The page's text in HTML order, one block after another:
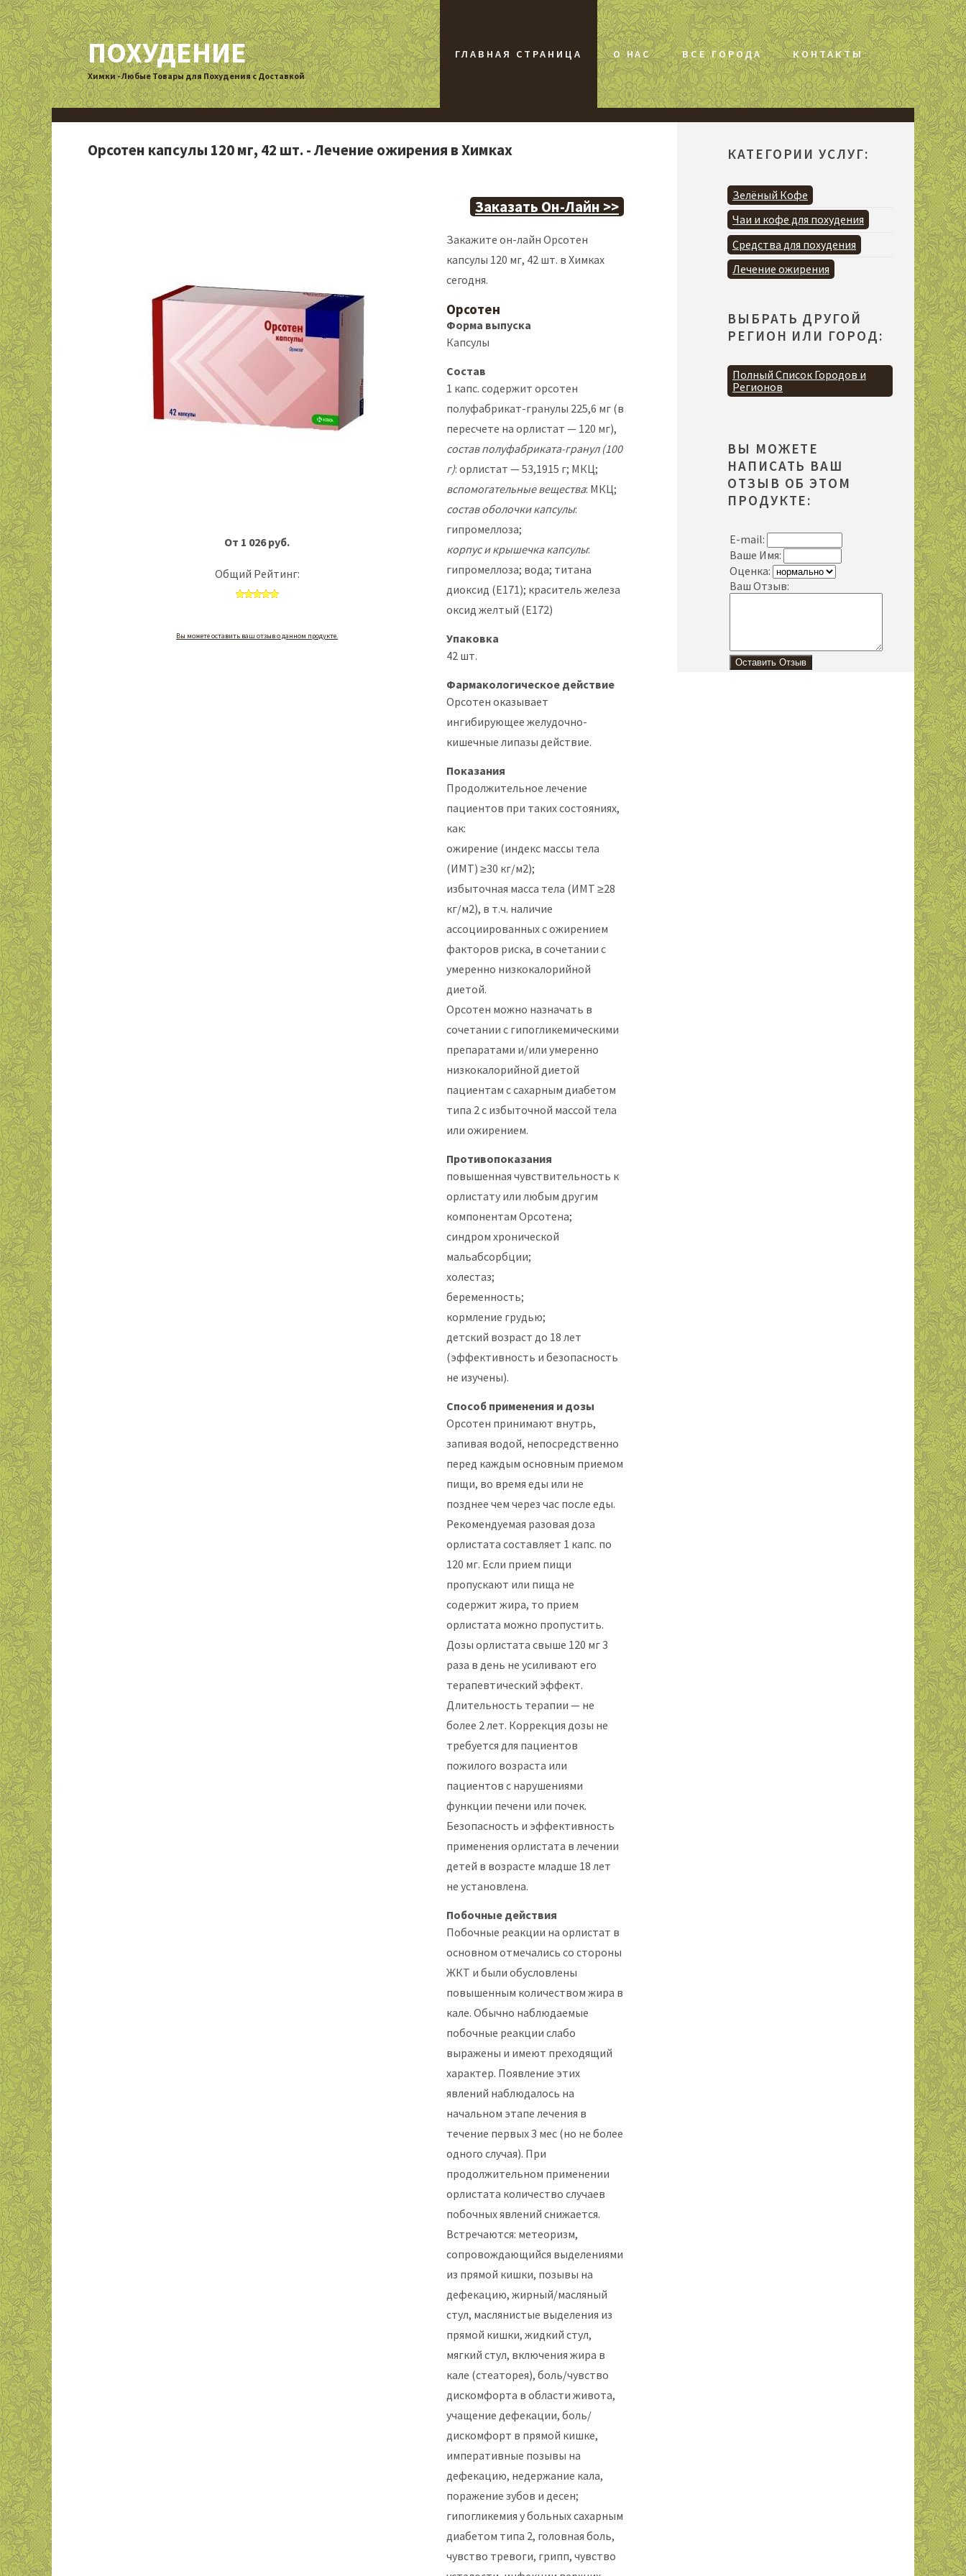
ПОХУДЕНИЕ
Химки - Любые Товары для Похудения с Доставкой
ГЛАВНАЯ СТРАНИЦА О НАС ВСЕ ГОРОДА КОНТАКТЫ
Орсотен капсулы 120 мг, 42 шт. - Лечение ожирения в Химках
От 1 026 руб.
Общий Рейтинг:
Вы можете оставить ваш отзыв о данном продукте.
Заказать Он-Лайн >>
Закажите он-лайн Орсотен
капсулы 120 мг, 42 шт. в Химках
сегодня.
Орсотен
Форма выпуска
Капсулы
Состав
1 капс. содержит орсотен
полуфабрикат-гранулы 225,6 мг (в
пересчете на орлистат — 120 мг),
состав полуфабриката-гранул (100
г): орлистат — 53,1915 г; МКЦ;
вспомогательные вещества: МКЦ;
состав оболочки капсулы:
гипромеллоза;
корпус и крышечка капсулы:
гипромеллоза; вода; титана
диоксид (Е171); краситель железа
оксид желтый (Е172)
Упаковка
42 шт.
Фармакологическое действие
Орсотен оказывает
ингибирующее желудочно-
кишечные липазы действие.
Показания
Продолжительное лечение
пациентов при таких состояниях,
как:
ожирение (индекс массы тела
(ИМТ) ≥30 кг/м2);
избыточная масса тела (ИМТ ≥28
кг/м2), в т.ч. наличие
ассоциированных с ожирением
факторов риска, в сочетании с
умеренно низкокалорийной
диетой.
Орсотен можно назначать в
сочетании с гипогликемическими
препаратами и/или умеренно
низкокалорийной диетой
пациентам с сахарным диабетом
типа 2 с избыточной массой тела
или ожирением.
Противопоказания
повышенная чувствительность к
орлистату или любым другим
компонентам Орсотена;
синдром хронической
мальабсорбции;
холестаз;
беременность;
кормление грудью;
детский возраст до 18 лет
(эффективность и безопасность
не изучены).
Способ применения и дозы
Орсотен принимают внутрь,
запивая водой, непосредственно
перед каждым основным приемом
пищи, во время еды или не
позднее чем через час после еды.
Рекомендуемая разовая доза
орлистата составляет 1 капс. по
120 мг. Если прием пищи
пропускают или пища не
содержит жира, то прием
орлистата можно пропустить.
Дозы орлистата свыше 120 мг 3
раза в день не усиливают его
терапевтический эффект.
Длительность терапии — не
более 2 лет. Коррекция дозы не
требуется для пациентов
пожилого возраста или
пациентов с нарушениями
функции печени или почек.
Безопасность и эффективность
применения орлистата в лечении
детей в возрасте младше 18 лет
не установлена.
Побочные действия
Побочные реакции на орлистат в
основном отмечались со стороны
ЖКТ и были обусловлены
повышенным количеством жира в
кале. Обычно наблюдаемые
побочные реакции слабо
выражены и имеют преходящий
характер. Появление этих
явлений наблюдалось на
начальном этапе лечения в
течение первых 3 мес (но не более
одного случая). При
продолжительном применении
орлистата количество случаев
побочных явлений снижается.
Встречаются: метеоризм,
сопровождающийся выделениями
из прямой кишки, позывы на
дефекацию, жирный/масляный
стул, маслянистые выделения из
прямой кишки, жидкий стул,
мягкий стул, включения жира в
кале (стеаторея), боль/чувство
дискомфорта в области живота,
учащение дефекации, боль/
дискомфорт в прямой кишке,
императивные позывы на
дефекацию, недержание кала,
поражение зубов и десен;
гипогликемия у больных сахарным
диабетом типа 2, головная боль,
чувство тревоги, грипп, чувство
КАТЕГОРИИ УСЛУГ:
Зелёный Кофе
Чаи и кофе для похудения
Средства для похудения
Лечение ожирения
ВЫБРАТЬ ДРУГОЙ
РЕГИОН ИЛИ ГОРОД:
Полный Список Городов и
Регионов
ВЫ МОЖЕТЕ
НАПИСАТЬ ВАШ
ОТЗЫВ ОБ ЭТОМ
ПРОДУКТЕ:
E-mail:
Ваше Имя:
Оценка:
Ваш Отзыв: